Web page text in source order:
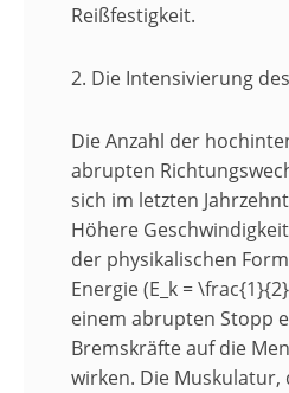
Reißfestigkeit.
2. Die Intensivierung
Die Anzahl der
abrupten
sich im letzten
Höhere
der physikalischen
Energie (E_k =
einem abrupten Stopp
Bremskräfte auf die
wirken. Die Muskulatur,